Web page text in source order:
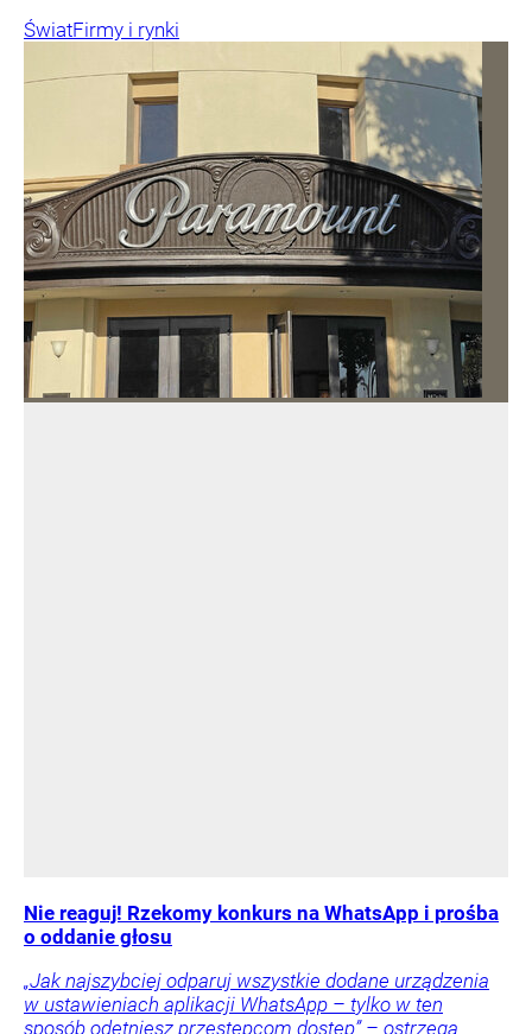
ŚwiatFirmy i rynki
Nie reaguj! Rzekomy konkurs na WhatsApp i prośba
o oddanie głosu
„Jak najszybciej odparuj wszystkie dodane urządzenia
w ustawieniach aplikacji WhatsApp – tylko w ten
sposób odetniesz przestępcom dostęp” – ostrzega